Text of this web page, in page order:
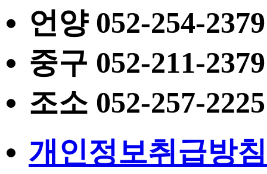
언양 052-254-2379
중구 052-211-2379
조소 052-257-2225
개인정보취급방침